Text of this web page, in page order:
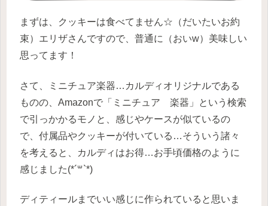
まずは、クッキーは食べてません☆（だいたいお約
束）エリザさんですので、普通に（おいw）美味しい
思ってます！
さて、ミニチュア楽器…カルディオリジナルである
ものの、Amazonで「ミニチュア 楽器」という検索
で引っかかるモノと、感じやケースが似ているの
で、付属品やクッキーが付いている…そういう諸々
を考えると、カルディはお得…お手頃価格のように
感じました(*´꒳`*)
ディティールまでいい感じに作られていると思いま